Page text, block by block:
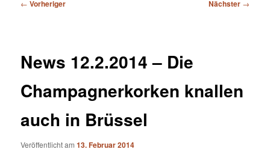
← Vorheriger Nächster →
News 12.2.2014 – Die
Champagnerkorken knallen
auch in Brüssel
Veröffentlicht am13. Februar 2014